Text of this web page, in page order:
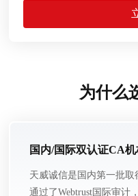
为什么
国内/国际双认证CA机
天威诚信是国内第一批
通过了Webtrust国际审计